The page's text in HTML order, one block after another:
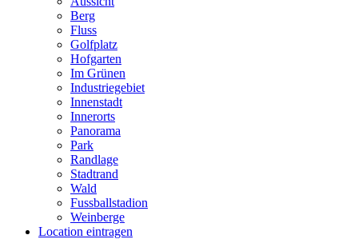
Berg
Fluss
Golfplatz
Hofgarten
Im Grünen
Industriegebiet
Innenstadt
Innerorts
Panorama
Park
Randlage
Stadtrand
Wald
Fussballstadion
Weinberge
Location eintragen